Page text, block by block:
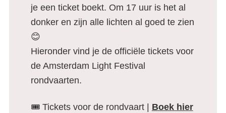
je een ticket boekt. Om 17 uur is het al
donker en zijn alle lichten al goed te zien
😊
Hieronder vind je de officiële tickets voor
de Amsterdam Light Festival
rondvaarten.
🎟️ Tickets voor de rondvaart | Boek hier